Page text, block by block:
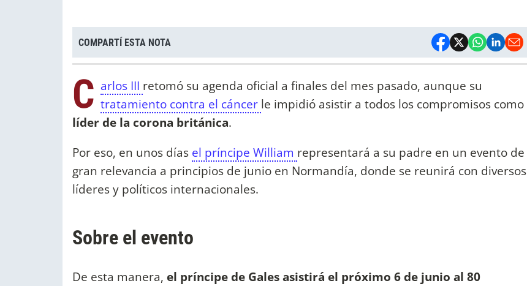
COMPARTÍ ESTA NOTA
C arlos III retomó su agenda oficial a finales del mes pasado, aunque su
tratamiento contra el cáncer le impidió asistir a todos los compromisos como
líder de la corona británica.
Por eso, en unos días el príncipe William representará a su padre en un evento de
gran relevancia a principios de junio en Normandía, donde se reunirá con diversos
líderes y políticos internacionales.
Sobre el evento
De esta manera, el príncipe de Gales asistirá el próximo 6 de junio al 80